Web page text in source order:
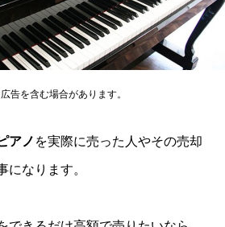
告を含む場合があります。
アノ を実際に売った人やその売却
になります。